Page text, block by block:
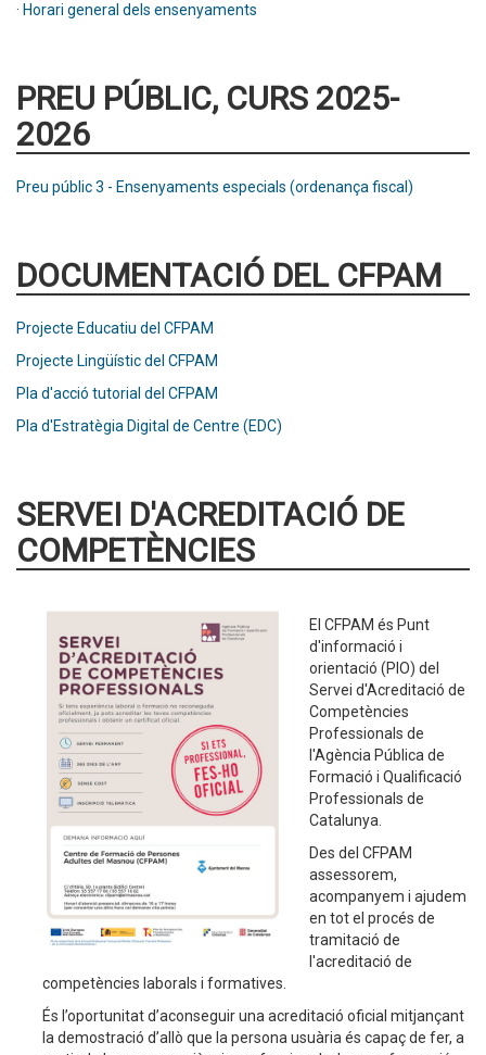
· Horari general dels ensenyaments
PREU PÚBLIC, CURS 2025-
2026
Preu públic 3 - Ensenyaments especials (ordenança fiscal)
DOCUMENTACIÓ DEL CFPAM
Projecte Educatiu del CFPAM
Projecte Lingüístic del CFPAM
Pla d'acció tutorial del CFPAM
Pla d'Estratègia Digital de Centre (EDC)
SERVEI D'ACREDITACIÓ DE
COMPETÈNCIES
El CFPAM és Punt
d'informació i
orientació (PIO) del
Servei d'Acreditació de
Competències
Professionals de
l'Agència Pública de
Formació i Qualificació
Professionals de
Catalunya.
Des del CFPAM
assessorem,
acompanyem i ajudem
en tot el procés de
tramitació de
l'acreditació de
competències laborals i formatives.
És l’oportunitat d’aconseguir una acreditació oficial mitjançant
la demostració d’allò que la persona usuària és capaç de fer, a